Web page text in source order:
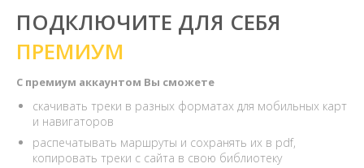
ПОДКЛЮЧИТЕ ДЛЯ СЕБЯ
ПРЕМИУМ
С премиум аккаунтом Вы сможете
скачивать треки в разных форматах для мобильных карт
и навигаторов
распечатывать маршруты и сохранять их в pdf,
копировать треки с сайта в свою библиотеку